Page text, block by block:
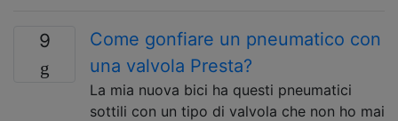
9
Come gonfiare un pneumatico con
una valvola Presta?
La mia nuova bici ha questi pneumatici
sottili con un tipo di valvola che non ho mai